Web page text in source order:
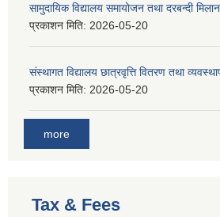
सामुदायिक विद्यालय समायोजन तथा दरबन्दी
प्रकाशन मिति: 2026-05-20
संस्थागत विद्यालय छात्रवृत्ति वितरण तथा
प्रकाशन मिति: 2026-05-20
more
Tax & Fees